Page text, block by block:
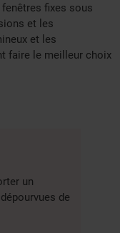
fixes sous
et les
et les
faire le meilleur choix
un
de